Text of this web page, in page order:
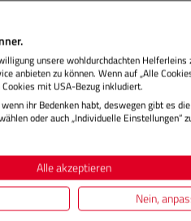
Photo Rag Ultra Smooth
samtweiches Papier für feinste
besticht durch seine
ist. Dank der matten
von intensiver Farbbrillanz
Kontrast.
Rag Ultra Smooth ist vielseitig
Das säure- und
und eignet sich
unsere wohldurchdachten Helferleins
anbieten zu können. Wenn auf „Alle
mit USA-Bezug inkludiert.
ihr Bedenken habt, deswegen gibt es
oder auch „Individuelle Einstellungen“
Alle akzeptieren
Nein,